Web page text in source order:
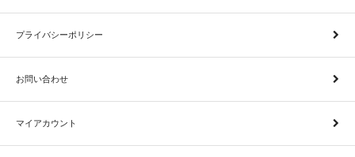
プライバシーポリシー
お問い合わせ
マイアカウント